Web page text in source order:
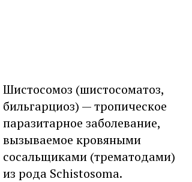
Шистосомоз (шистосоматоз,
бильгарциоз) — тропическое
паразитарное заболевание,
вызываемое кровяными
сосальщиками (трематодами)
из рода Schistosoma.